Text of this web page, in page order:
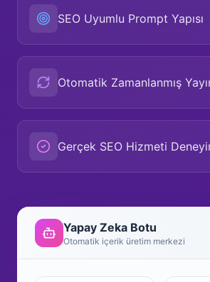
SEO Uyumlu Prompt Yapısı
Otomatik Zamanlanmış
Gerçek SEO Hizmeti
Yapay Zeka Botu
Otomatik içerik üretim merkezi